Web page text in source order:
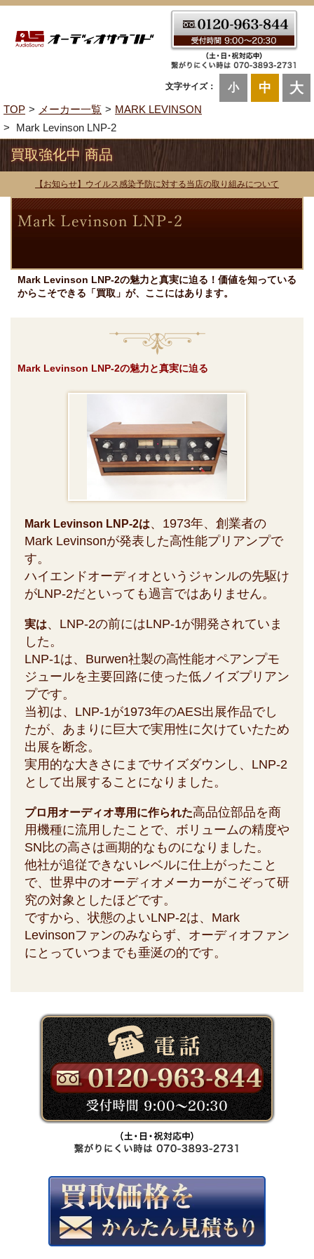
文字サイズ： 小 中 大
TOP メーカー一覧
MARK LEVINSON
Mark Levinson LNP-2
買取強化中 商品
【お知らせ】ウイルス感染予防に対する当店の取り組みについて
Mark Levinson LNP-2の魅力と真実に迫る！価値を知っている
からこそできる「買取」が、ここにはあります。
Mark Levinson LNP-2の魅力と真実に迫る
Mark Levinson LNP-2は、1973年、創業者の
Mark Levinsonが発表した高性能プリアンプで
す。
ハイエンドオーディオというジャンルの先駆け
がLNP-2だといっても過言ではありません。
実は、LNP-2の前にはLNP-1が開発されていま
した。
LNP-1は、Burwen社製の高性能オペアンプモ
ジュールを主要回路に使った低ノイズプリアン
プです。
当初は、LNP-1が1973年のAES出展作品でし
たが、あまりに巨大で実用性に欠けていたため
出展を断念。
実用的な大きさにまでサイズダウンし、LNP-2
として出展することになりました。
プロ用オーディオ専用に作られた高品位部品を商
用機種に流用したことで、ボリュームの精度や
SN比の高さは画期的なものになりました。
他社が追従できないレベルに仕上がったこと
で、世界中のオーディオメーカーがこぞって研
究の対象としたほどです。
ですから、状態のよいLNP-2は、Mark
Levinsonファンのみならず、オーディオファン
にとっていつまでも垂涎の的です。